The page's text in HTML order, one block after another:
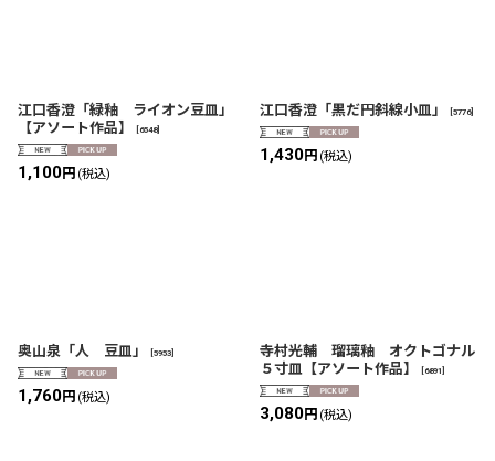
江口香澄「緑釉 ライオン豆皿」
【アソート作品】
6548]
1,100円 (税込)
江口香澄「黒だ円斜線小皿」 5776]
1,430円 (税込)
奥山泉「人 豆皿」 5953
1,760円 (税込)
寺村光輔 瑠璃釉 オクトゴナル
５寸皿【アソート作品】
6891
3,080円 (税込)